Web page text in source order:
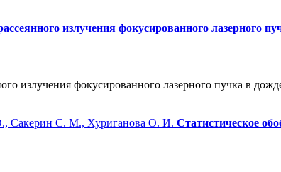
излучения фокусированного лазерного
излучения фокусированного лазерного пучка в
Сакерин С. М., Хуриганова О. И. Статистическое